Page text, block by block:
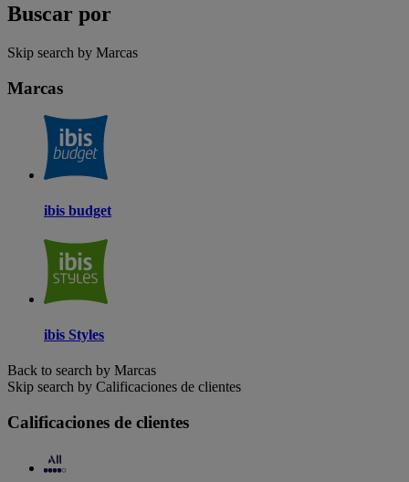
Buscar por
Skip search by Marcas
Marcas
ibis budget
ibis Styles
Back to search by Marcas
Skip search by Calificaciones de clientes
Calificaciones de clientes